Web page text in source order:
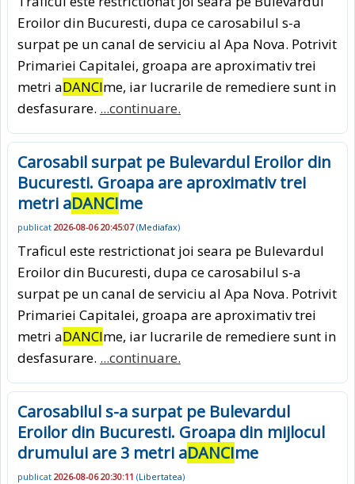
Eroilor din Bucuresti, dupa ce carosabilul s-a
surpat pe un canal de serviciu al Apa Nova. Potrivit
Primariei Capitalei, groapa are aproximativ trei
metri aDANCIme, iar lucrarile de remediere sunt in
desfasurare. ...continuare.
Carosabil surpat pe Bulevardul Eroilor din
Bucuresti. Groapa are aproximativ trei
metri aDANCIme
publicat 2026-08-06 20:45:07(Mediafax)
Traficul este restrictionat joi seara pe Bulevardul
Eroilor din Bucuresti, dupa ce carosabilul s-a
surpat pe un canal de serviciu al Apa Nova. Potrivit
Primariei Capitalei, groapa are aproximativ trei
metri aDANCIme, iar lucrarile de remediere sunt in
desfasurare. ...continuare.
Carosabilul s-a surpat pe Bulevardul
Eroilor din Bucuresti. Groapa din mijlocul
drumului are 3 metri aDANCIme
publicat 2026-08-06 20:30:11 (Libertatea)